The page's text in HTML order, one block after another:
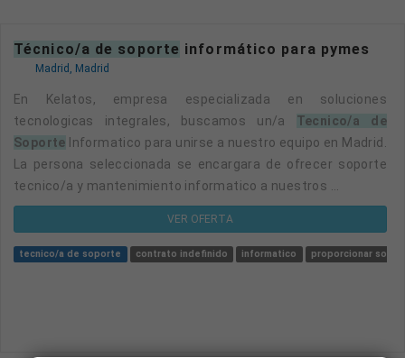
técnico/a de soporte informático para pymes
Madrid, Madrid
En Kelatos, empresa especializada en soluciones
tecnologicas integrales, buscamos un/a Tecnico/a de
Soporte Informatico para unirse a nuestro equipo en Madrid.
La persona seleccionada se encargara de ofrecer soporte
tecnico/a y mantenimiento informatico a nuestros ...
VER OFERTA
tecnico/a de soporte contrato indefinido informatico proporcionar